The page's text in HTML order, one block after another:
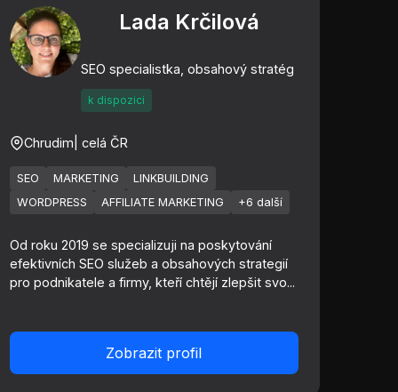
Lada Krčilová
SEO specialistka, obsahový stratég
k dispozici
Chrudim | celá ČR
SEO MARKETING
LINKBUILDING
WORDPRESS
AFFILIATE MARKETING +6 další
Od roku 2019 se specializuji na poskytování
efektivních SEO služeb a obsahových strategií
pro podnikatele a firmy, kteří chtějí zlepšit svo...
Zobrazit profil